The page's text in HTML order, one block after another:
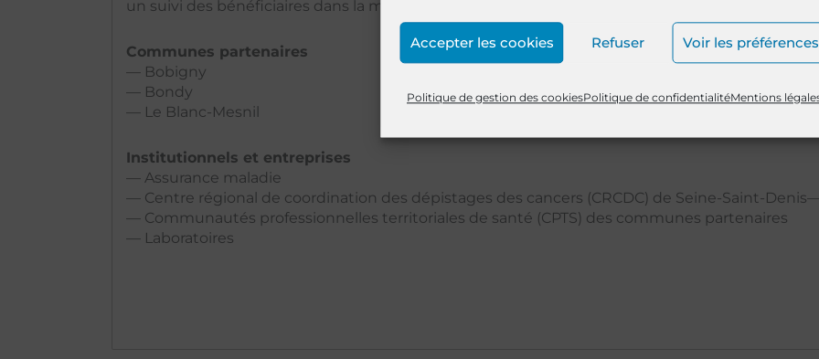
Accepter les cookies Refuser Voir les préférences
Politique de gestion des cookiesPolitique de confidentialitéMentions
un suivi des bénéficiaires dans la mise en place de parcours de soins lorsque nécessaire.
Communes partenaires
— Bobigny
— Bondy
— Le Blanc-Mesnil
Institutionnels et entreprises
— Assurance maladie
— Centre régional de coordination des dépistages des cancers (CRCDC) de Seine-Saint-
— Communautés professionnelles territoriales de santé (CPTS) des communes partenaires
— Laboratoires